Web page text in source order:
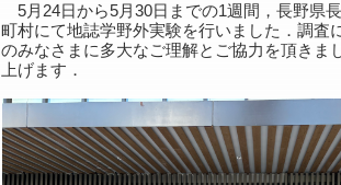
5月24日から5月30日までの1週間，長野県
町村にて地誌学野外実験を行いました．調査
のみなさまに多大なご理解とご協力を頂きま
上げます．